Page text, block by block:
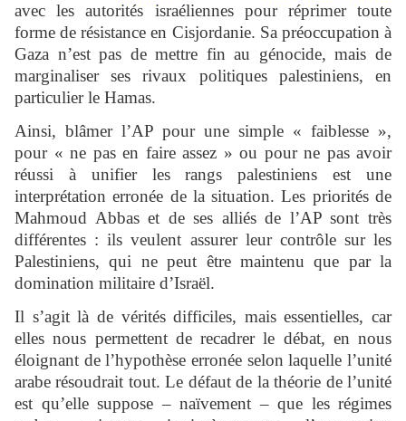
avec les autorités israéliennes pour réprimer toute
forme de résistance en Cisjordanie. Sa préoccupation à
Gaza n’est pas de mettre fin au génocide, mais de
marginaliser ses rivaux politiques palestiniens, en
particulier le Hamas.
Ainsi, blâmer l’AP pour une simple « faiblesse »,
pour « ne pas en faire assez » ou pour ne pas avoir
réussi à unifier les rangs palestiniens est une
interprétation erronée de la situation. Les priorités de
Mahmoud Abbas et de ses alliés de l’AP sont très
différentes : ils veulent assurer leur contrôle sur les
Palestiniens, qui ne peut être maintenu que par la
domination militaire d’Israël.
Il s’agit là de vérités difficiles, mais essentielles, car
elles nous permettent de recadrer le débat, en nous
éloignant de l’hypothèse erronée selon laquelle l’unité
arabe résoudrait tout. Le défaut de la théorie de l’unité
est qu’elle suppose – naïvement – que les régimes